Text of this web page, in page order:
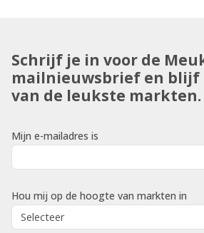
Schrijf je in voor de
mailnieuwsbrief en blijf
van de leukste markten.
Mijn e-mailadres is
Hou mij op de hoogte van markten in